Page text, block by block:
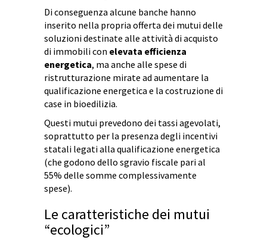
Di conseguenza alcune banche hanno
inserito nella propria offerta dei mutui delle
soluzioni destinate alle attività di acquisto
di immobili con elevata efficienza
energetica, ma anche alle spese di
ristrutturazione mirate ad aumentare la
qualificazione energetica e la costruzione di
case in bioedilizia.
Questi mutui prevedono dei tassi agevolati,
soprattutto per la presenza degli incentivi
statali legati alla qualificazione energetica
(che godono dello sgravio fiscale pari al
55% delle somme complessivamente
spese).
Le caratteristiche dei mutui
“ecologici”